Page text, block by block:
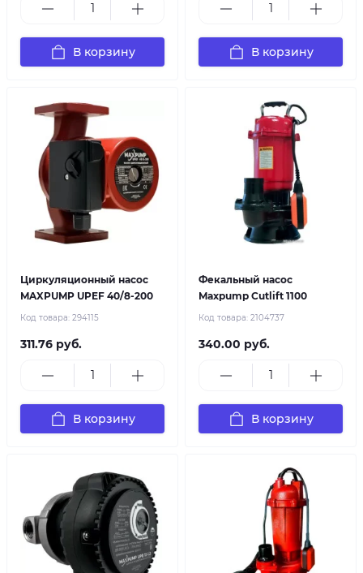
В корзину В корзину
Циркуляционный насос
MAXPUMP UPEF 40/8-200
Код товара: 294115
311.76 руб.
В корзину
Фекальный насос
Maxpump Cutlift 1100
Код товара: 2104737
340.00 руб.
В корзину